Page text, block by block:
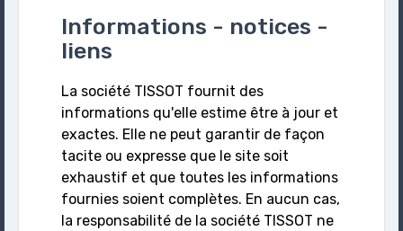
Informations - notices -
liens
La société TISSOT fournit des
informations qu'elle estime être à jour et
exactes. Elle ne peut garantir de façon
tacite ou expresse que le site soit
exhaustif et que toutes les informations
fournies soient complètes. En aucun cas,
la responsabilité de la société TISSOT ne